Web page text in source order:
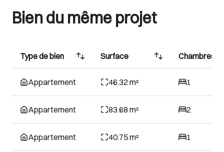
Bien du même projet
Type de bien Surface Chambres
Appartement 46.32 m² 1
Appartement 83.68 m² 2
Appartement 40.75 m² 1